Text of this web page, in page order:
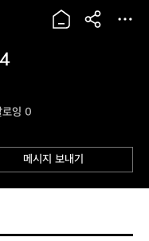
로잉 0
메시지 보내기